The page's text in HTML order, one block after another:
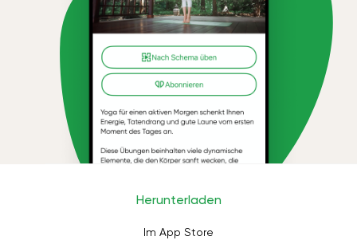
Herunterladen
Im App Store